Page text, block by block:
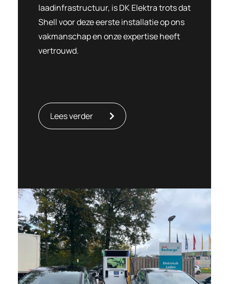
laadinfrastructuur, is DK Elektra trots dat
Shell voor deze eerste installatie op ons
vakmanschap en onze expertise heeft
vertrouwd.
Lees verder